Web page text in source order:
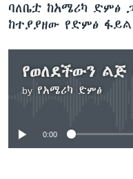
ባለቤቷ ከአሜሪካ ድምፅ
ከተያያዘው የድምፅ
by የአሜሪካ ድምፅ
No media
0:00